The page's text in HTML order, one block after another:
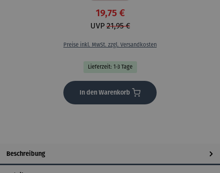
19,75 €
UVP21,95 €
Preise inkl. MwSt. zzgl. Versandkosten
Lieferzeit: 1-3 Tage
In den Warenkorb
Beschreibung